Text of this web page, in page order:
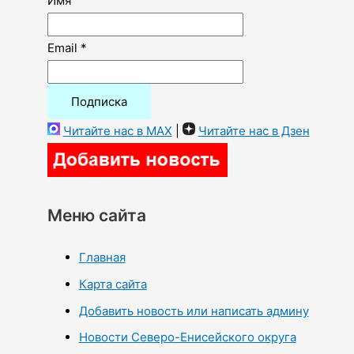
Email *
Читайте нас в MAX Читайте нас в Дзен
Меню сайта
Главная
Карта сайта
Добавить новость или написать админу
Новости Северо-Енисейского округа